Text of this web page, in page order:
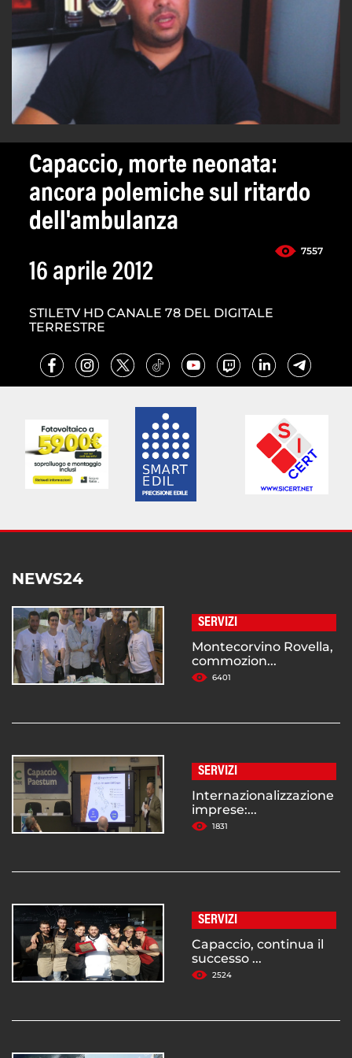
Capaccio, morte neonata:
ancora polemiche sul ritardo
dell'ambulanza
7557
16 aprile 2012
STILETV HD CANALE 78 DEL DIGITALE
TERRESTRE
NEWS24
SERVIZI
Montecorvino Rovella,
commozion...
6401
SERVIZI
Internazionalizzazione
imprese:...
1831
SERVIZI
Capaccio, continua il
successo ...
2524